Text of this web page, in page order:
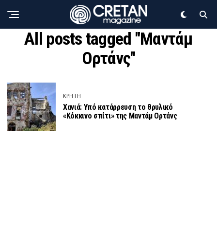
All posts tagged "Μαντάμ
Ορτάνς"
ΚΡΗΤΗ
Χανιά: Υπό κατάρρευση το θρυλικό
«Κόκκινο σπίτι» της Μαντάμ Ορτάνς